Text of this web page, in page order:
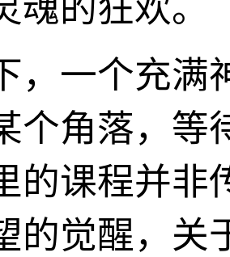
魂的狂欢。
，一个充满
个角落，等
的课程并非
的觉醒，关